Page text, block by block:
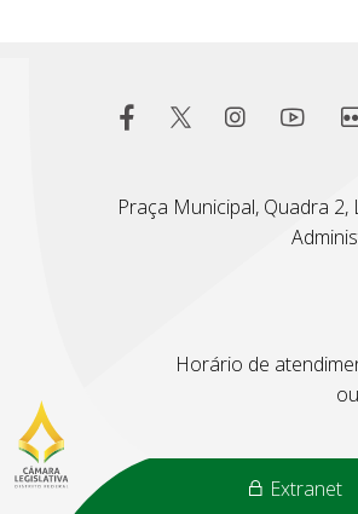
Praça Municipal, Quadra 2,
Horário de
Extranet